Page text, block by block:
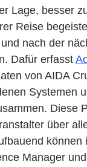
Lage, besser
Reise
nach der
Dafür erfasst
von AIDA
Systemen
Diese
über
können
Manager und